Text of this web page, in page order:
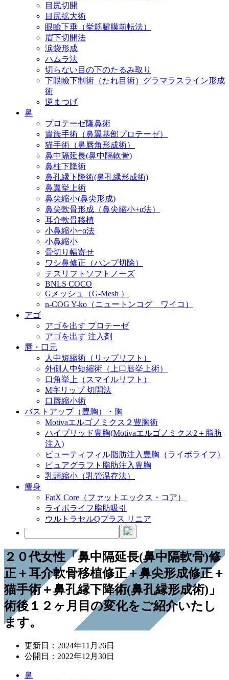
目尻切開
目尻拡大術
眼瞼下垂（挙筋腱膜前転法）
眉下切開法
涙袋形成
ハムラ法
切らない目の下のたるみ取り
下眼瞼下制術（たれ目術）グラマラスライン形成
術
逆まつげ
鼻
プロテーゼ隆鼻術
貴族手術（鼻翼基部プロテーゼ）
猫手術（鼻唇角形成術）
鼻中隔延長(鼻中隔軟骨)
鼻柱下降術
鼻孔縁下降術(鼻孔縁形成術)
鼻翼挙上術
鼻尖縮小(鼻尖形成)
鼻尖軟骨形成（鼻尖縮小+α法）
耳介軟骨移植
小鼻縮小+α法
小鼻縮小
骨切り幅寄せ
ワシ鼻修正（ハンプ切除）
テスリフトソフトノーズ
BNLS COCO
Gメッシュ（G-Mesh ）
n-COG Y-ko（ニュートンコグ ワイコ）
アゴ
アゴを出す プロテーゼ
アゴを出す 注入剤
唇・口元
人中短縮術（リップリフト）
外側人中短縮術（上口唇挙上術）
口角挙上（スマイルリフト）
M字リップ 切開法
口唇縮小術
バストアップ（豊胸）・胸
Motivaエルゴノミクス２豊胸術
ハイブリッド豊胸(Motivaエルゴノミクス2＋脂肪
注入)
ビューティフィル脂肪注入豊胸（ライポライフ）
ピュアグラフト脂肪注入豊胸
乳頭縮小（乳管温存法）
痩身
FatX Core（ファットエックス・コア）
ライポライフ脂肪吸引
ウルトラセルQプラス リニア
２０代女性「鼻中隔延長(鼻中隔軟骨)修
正＋耳介軟骨移植修正＋鼻尖形成修正＋
猫手術＋鼻孔縁下降術(鼻孔縁形成術)」
術後１２ヶ月目の変化をご紹介いたし
ます。
更新日： 2024年11月26日
公開日： 2022年12月30日
鼻